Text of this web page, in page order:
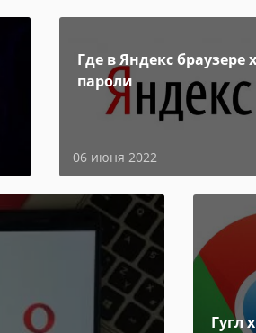
Где в Яндекс браузере
пароли
06 июня 2022
Гугл